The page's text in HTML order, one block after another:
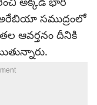
అక్కడ భారీ
సముద్రంలో
ఆవర్తనం దీనికి